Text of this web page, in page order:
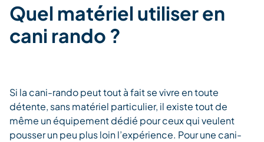
Quel matériel utiliser en
cani rando ?
Si la cani-rando peut tout à fait se vivre en toute
détente, sans matériel particulier, il existe tout de
même un équipement dédié pour ceux qui veulent
pousser un peu plus loin l’expérience. Pour une cani-